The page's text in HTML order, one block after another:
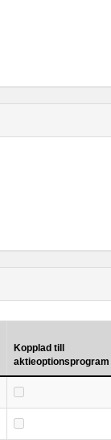
Kopplad till
aktieoptionsprogram